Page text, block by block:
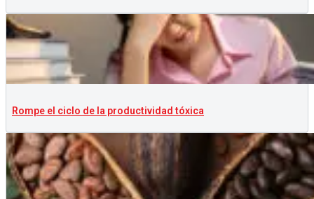
Rompe el ciclo de la productividad tóxica